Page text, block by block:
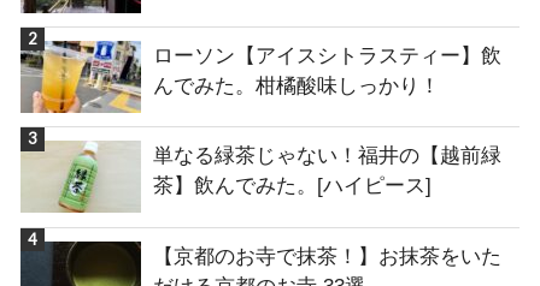
ローソン【アイスシトラスティー】飲
んでみた。柑橘酸味しっかり！
単なる緑茶じゃない！福井の【越前緑
茶】飲んでみた。[ハイピース]
【京都のお寺で抹茶！】お抹茶をいた